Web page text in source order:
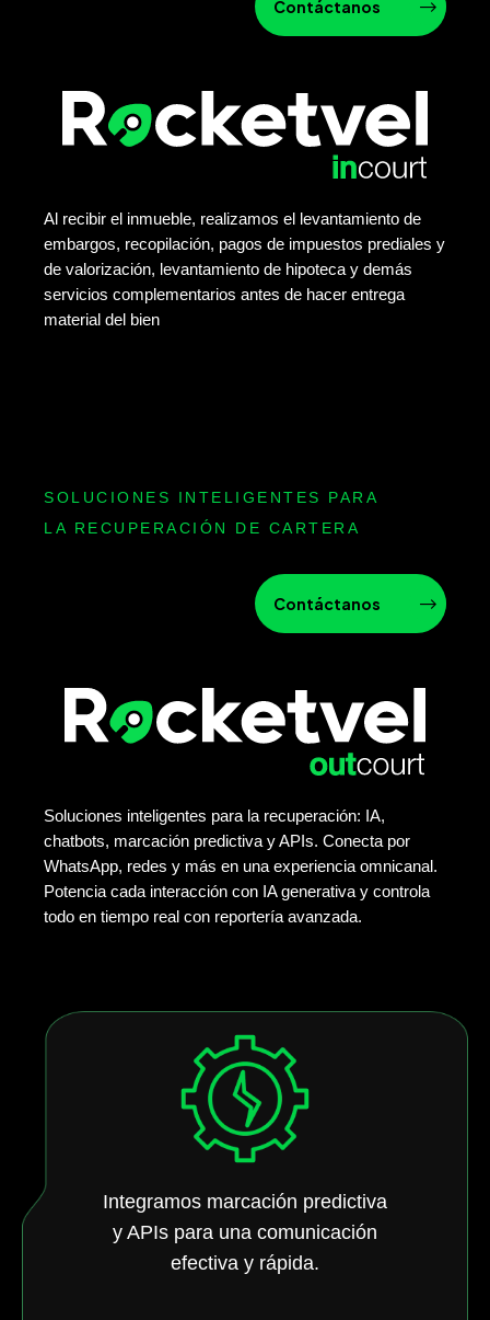
Contáctanos
Al recibir el inmueble, realizamos el levantamiento de
embargos, recopilación, pagos de impuestos prediales y
de valorización, levantamiento de hipoteca y demás
servicios complementarios antes de hacer entrega
material del bien
SOLUCIONES INTELIGENTES PARA
LA RECUPERACIÓN DE CARTERA
Contáctanos
Soluciones inteligentes para la recuperación: IA,
chatbots, marcación predictiva y APIs. Conecta por
WhatsApp, redes y más en una experiencia omnicanal.
Potencia cada interacción con IA generativa y controla
todo en tiempo real con reportería avanzada.
Integramos marcación predictiva
y APIs para una comunicación
efectiva y rápida.